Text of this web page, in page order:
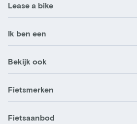
Lease a bike
Ik ben een
Bekijk ook
Fietsmerken
Fietsaanbod